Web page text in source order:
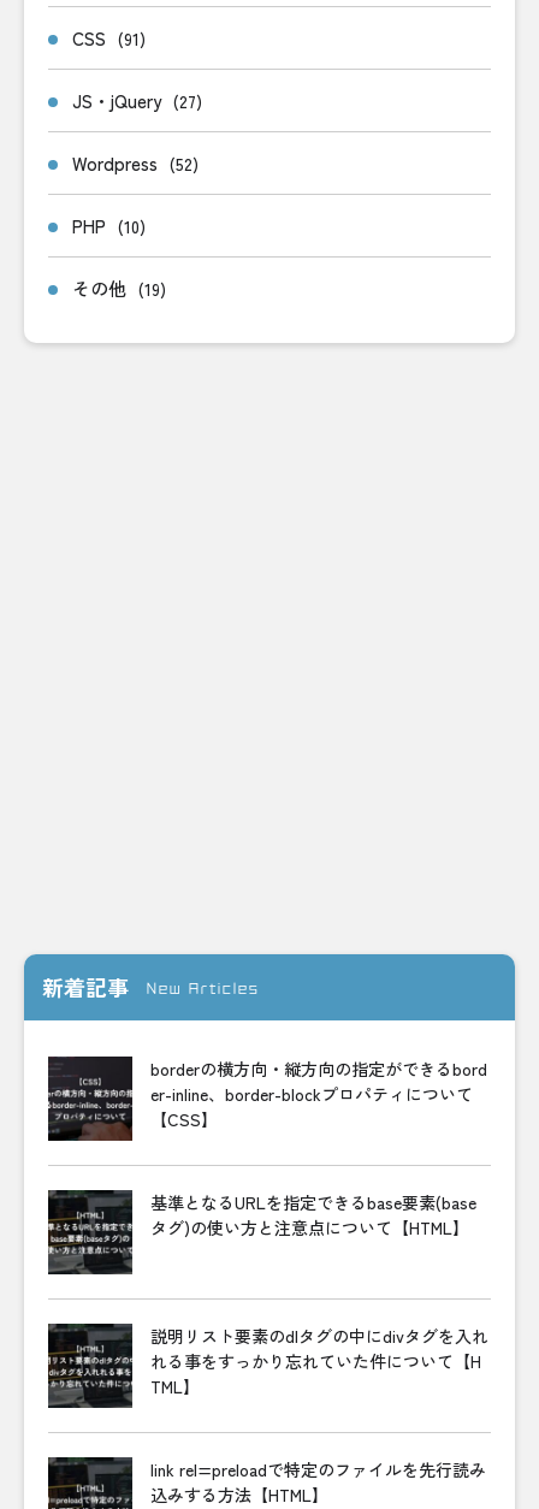
CSS (91)
JS・jQuery (27)
Wordpress (52)
PHP (10)
その他 (19)
新着記事 New Articles
borderの横方向・縦方向の指定ができるbord
er-inline、border-blockプロパティについて
【CSS】
基準となるURLを指定できるbase要素(base
タグ)の使い方と注意点について【HTML】
説明リスト要素のdlタグの中にdivタグを入れ
れる事をすっかり忘れていた件について【H
TML】
link rel=preloadで特定のファイルを先行読み
込みする方法【HTML】